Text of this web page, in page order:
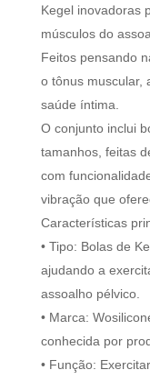
Kegel inovadoras
músculos do
Feitos pensando
o tônus muscular,
saúde íntima.
O conjunto inclui
tamanhos, feitas
com
vibração que
Características
• Tipo: Bolas de
ajudando a
assoalho pélvico.
• Marca:
conhecida por
• Função: